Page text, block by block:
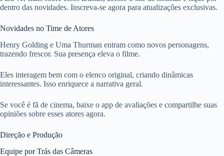
dentro das novidades. Inscreva-se agora para atualizações exclusivas.
Novidades no Time de Atores
Henry Golding e Uma Thurman entram como novos personagens,
trazendo frescor. Sua presença eleva o filme.
Eles interagem bem com o elenco original, criando dinâmicas
interessantes. Isso enriquece a narrativa geral.
Se você é fã de cinema, baixe o app de avaliações e compartilhe suas
opiniões sobre esses atores agora.
Direção e Produção
Equipe por Trás das Câmeras